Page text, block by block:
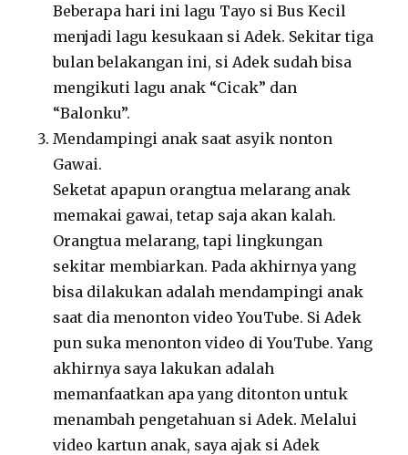
Beberapa hari ini lagu Tayo si Bus Kecil
menjadi lagu kesukaan si Adek. Sekitar tiga
bulan belakangan ini, si Adek sudah bisa
mengikuti lagu anak “Cicak” dan
“Balonku”.
Mendampingi anak saat asyik nonton
Gawai.
Seketat apapun orangtua melarang anak
memakai gawai, tetap saja akan kalah.
Orangtua melarang, tapi lingkungan
sekitar membiarkan. Pada akhirnya yang
bisa dilakukan adalah mendampingi anak
saat dia menonton video YouTube. Si Adek
pun suka menonton video di YouTube. Yang
akhirnya saya lakukan adalah
memanfaatkan apa yang ditonton untuk
menambah pengetahuan si Adek. Melalui
video kartun anak, saya ajak si Adek